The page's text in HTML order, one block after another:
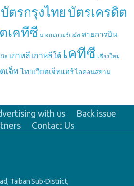
บัตรกรุงไทย บัตรเครดิต
เคทีซี บางกอกแอร์เวย์ส สายการบิน
บิล เกาหลี เกาหลีใต้ เคทีซี เชียงใหม่
เจ็ท ไทยเวียตเจ็ทแอร์ ไอคอนสยาม
with us
Back issue
Contact Us
Taiban Sub-District,